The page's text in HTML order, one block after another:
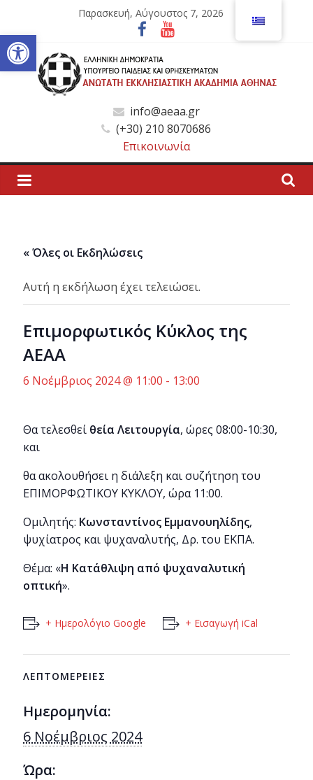
Ανοίξτε τη γραμμή εργαλείων
περιεχόμενο
Παρασκευή, Αύγουστος 7, 2026
Ανώτατη
Εκκλησιαστική
Ακαδημία
Ανώτατη
Ακαδημία
Αθηνών
info@aeaa.gr
(+30) 210 8070686
Επικοινωνία
« Όλες οι Εκδηλώσεις
Αυτή η εκδήλωση έχει τελειώσει.
Επιμορφωτικός Κύκλος της
ΑΕΑΑ
6 Νοέμβριος 2024 @ 11:00 - 13:00
Θα τελεσθεί θεία Λειτουργία, ώρες 08:00-10:30,
και
θα ακολουθήσει η διάλεξη και συζήτηση του
ΕΠΙΜΟΡΦΩΤΙΚΟΥ ΚΥΚΛΟΥ, ώρα 11:00.
Ομιλητής: Κωνσταντίνος Εμμανουηλίδης,
ψυχίατρος και ψυχαναλυτής, Δρ. του ΕΚΠΑ.
Θέμα: «Η Κατάθλιψη από ψυχαναλυτική
οπτική».
+ Ημερολόγιο Google + Εισαγωγή iCal
ΛΕΠΤΟΜΈΡΕΙΕΣ
Ημερομηνία:
6 Νοέμβριος 2024
Ώρα: